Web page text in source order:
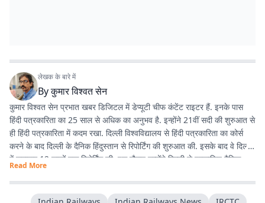
लेखक के बारे में
Byकुमार विश्वत सेन
कुमार विश्वत सेन प्रभात खबर डिजिटल में डेप्यूटी चीफ कंटेंट राइटर हैं. इनके पास
हिंदी पत्रकारिता का 25 साल से अधिक का अनुभव है. इन्होंने 21वीं सदी की शुरुआत से
ही हिंदी पत्रकारिता में कदम रखा. दिल्ली विश्वविद्यालय से हिंदी पत्रकारिता का कोर्स
करने के बाद दिल्ली के दैनिक हिंदुस्तान से रिपोर्टिंग की शुरुआत की. इसके बाद वे दिल्ली
में लगातार 12 सालों तक रिपोर्टिंग की. इस दौरान उन्होंने दिल्ली से प्रकाशित दैनिक
हिंदुस्तान दैनिक जागरण, देशबंधु जैसे प्रतिष्ठित अखबारों के साथ कई साप्ताहिक
अखबारों के लिए भी रिपोर्टिंग की. 2013 में वे प्रभात खबर आए. तब से वे प्रिंट मीडिया
के साथ फिलहाल पिछले 10 सालों से प्रभात खबर डिजिटल में अपनी सेवाएं दे रहे हैं.
Read More